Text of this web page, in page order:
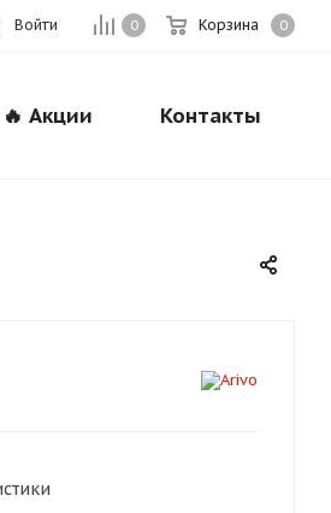
0 Корзина 0
Войти
🔥 Акции Контакты